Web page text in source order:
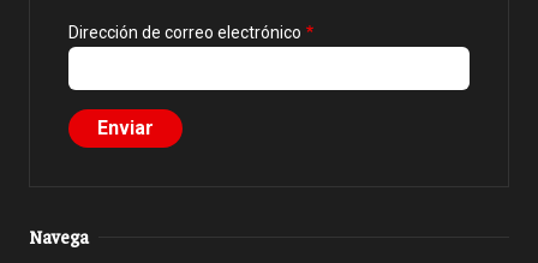
Dirección de correo electrónico
Navega